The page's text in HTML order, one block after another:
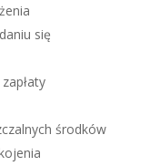
się
środków